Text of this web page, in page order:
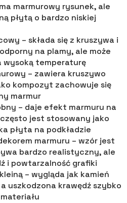
marmurowy rysunek, ale
płytą o bardzo niskiej
– składa się z kruszywa i
na plamy, ale może
wysoką temperaturę
– zawiera kruszywo
kompozyt zachowuje się
marmur
– daje efekt marmuru na
jest stosowany jako
płyta na podkładzie
marmuru – wzór jest
bardzo realistyczny, ale
i powtarzalność grafiki
– wygląda jak kamień
uszkodzona krawędź szybko